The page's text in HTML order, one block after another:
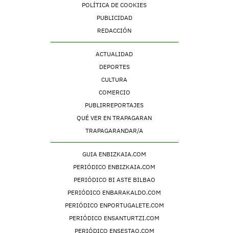
POLÍTICA DE COOKIES
PUBLICIDAD
REDACCIÓN
ACTUALIDAD
DEPORTES
CULTURA
COMERCIO
PUBLIRREPORTAJES
QUÉ VER EN TRAPAGARAN
TRAPAGARANDAR/A
GUIA ENBIZKAIA.COM
PERIÓDICO ENBIZKAIA.COM
PERIÓDICO BI ASTE BILBAO
PERIÓDICO ENBARAKALDO.COM
PERIÓDICO ENPORTUGALETE.COM
PERIÓDICO ENSANTURTZI.COM
PERIÓDICO ENSESTAO.COM